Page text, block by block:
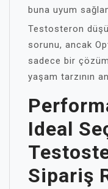
buna uyum
Testosteron
sorunu, ancak
sadece bir
yaşam tarzının
Ideal
Sipariş